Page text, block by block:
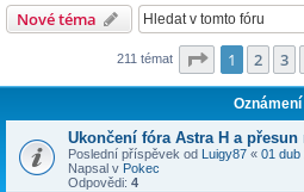
Nové téma
211 témat Stránka z
1 2 3
Oznámení
Ukončení fóra Astra H a přesun
Poslední příspěvek od Luigy87 « 01 dub
Napsal v Pokec
Odpovědi: 4